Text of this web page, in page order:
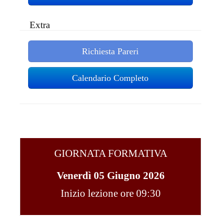
Extra
Richiesta Pareri
Calendario Completo
GIORNATA FORMATIVA
Venerdì 05 Giugno 2026
Inizio lezione ore 09:30